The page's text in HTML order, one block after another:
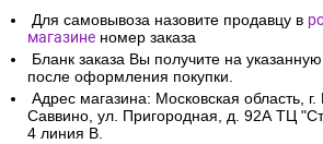
Для самовывоза назовите продавцу в
магазине номер заказа
Бланк заказа Вы получите на
после оформления покупки.
Адрес магазина: Московская область,
Саввино, ул. Пригородная, д. 92А ТЦ
4 линия В.